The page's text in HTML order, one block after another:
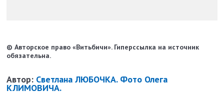
© Авторское право «Витьбичи». Гиперссылка на источник
обязательна.
Автор: Светлана ЛЮБОЧКА. Фото Олега
КЛИМОВИЧА.